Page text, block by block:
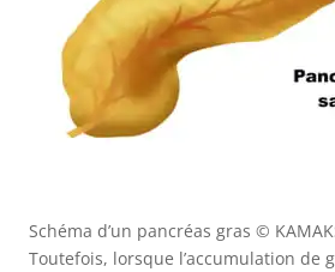
Schéma d’un pancréas gras ©
Toutefois, lorsque l’accumulation de